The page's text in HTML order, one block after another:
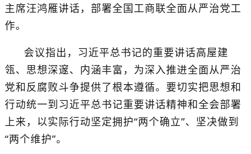
主席汪鸿雁讲话，部署全国工商联全面从严治党工
作。
会议指出， 习近平总书记的重要讲话高屋建
瓴、思想深邃、内涵丰富，为深入推进全面从严治
党和反腐败斗争提供了根本遵循。要切实把思想和
行动统一到习近平总书记重要讲话精神和全会部署
上来，以实际行动坚定拥护“两个确立”、坚决做到
“两个维护”。